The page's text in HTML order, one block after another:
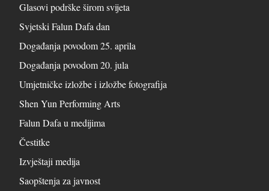
Glasovi podrške širom svijeta
Svjetski Falun Dafa dan
Događanja povodom 25. aprila
Događanja povodom 20. jula
Umjetničke izložbe i izložbe fotografija
Shen Yun Performing Arts
Falun Dafa u medijima
Čestitke
Izvještaji medija
Saopštenja za javnost